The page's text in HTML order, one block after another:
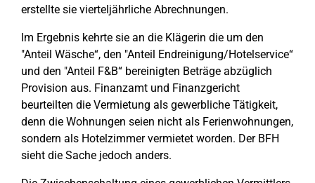
erstellte sie vierteljährliche Abrechnungen.
Im Ergebnis kehrte sie an die Klägerin die um den
"Anteil Wäsche“, den "Anteil Endreinigung/Hotelservice“
und den "Anteil F&B“ bereinigten Beträge abzüglich
Provision aus. Finanzamt und Finanzgericht
beurteilten die Vermietung als gewerbliche Tätigkeit,
denn die Wohnungen seien nicht als Ferienwohnungen,
sondern als Hotelzimmer vermietet worden. Der BFH
sieht die Sache jedoch anders.